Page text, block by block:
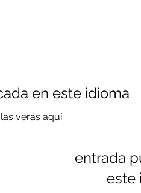
entrada
este
en este idioma
verás aquí.